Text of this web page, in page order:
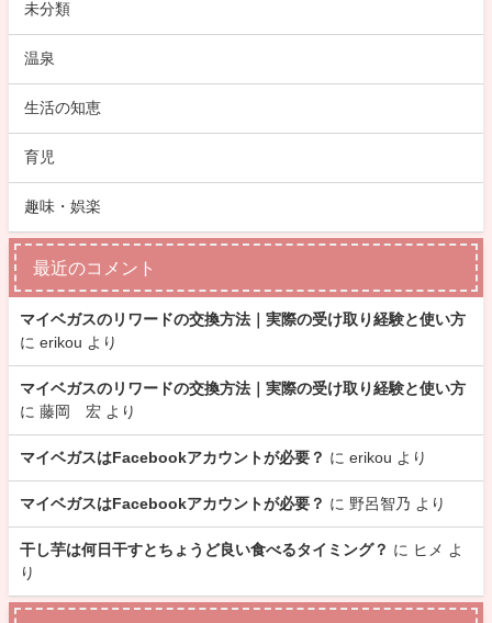
未分類
温泉
生活の知恵
育児
趣味・娯楽
最近のコメント
マイベガスのリワードの交換方法｜実際の受け取り経験と使い方
に erikou より
マイベガスのリワードの交換方法｜実際の受け取り経験と使い方
に 藤岡 宏 より
マイベガスはFacebookアカウントが必要？ に erikou より
マイベガスはFacebookアカウントが必要？ に 野呂智乃 より
干し芋は何日干すとちょうど良い食べるタイミング？ に ヒメ よ
り